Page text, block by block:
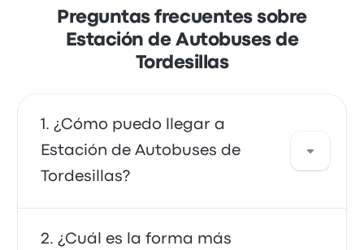
Preguntas frecuentes sobre
Estación de Autobuses de
Tordesillas
¿Cómo puedo llegar a
Estación de Autobuses de
Tordesillas?
Puedes ir en autobús, que ofrece acceso
¿Cuál es la forma más